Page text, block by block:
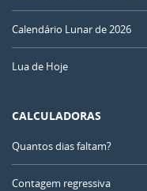
Calendário Lunar de 2026
Lua de Hoje
CALCULADORAS
Quantos dias faltam?
Contagem regressiva